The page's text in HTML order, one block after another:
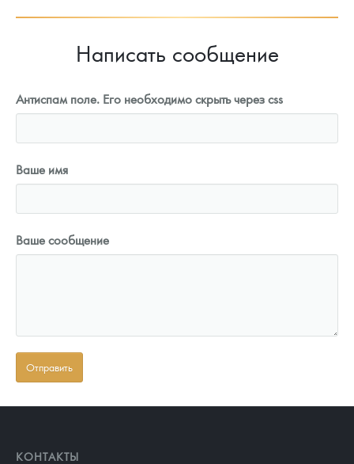
Написать сообщение
Антиспам поле. Его необходимо скрыть через css
Ваше имя
Ваше сообщение
КОНТАКТЫ